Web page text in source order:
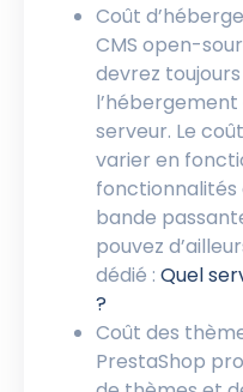
Coût
CMS open-
devrez
serveur. Le
varier en
fonctionnalités
bande
pouvez
dédié : Quel
?
Coût des
PrestaShop